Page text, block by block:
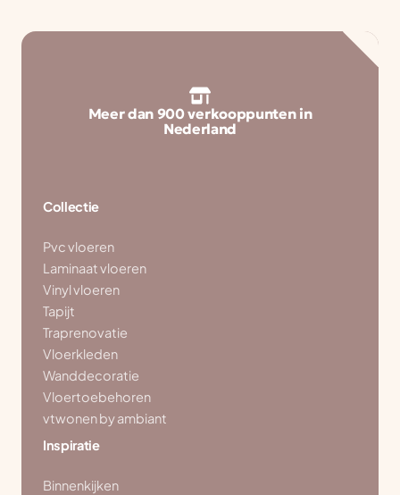
Meer dan 900 verkooppunten in
Nederland
Collectie
Pvc vloeren
Laminaat vloeren
Vinyl vloeren
Tapijt
Traprenovatie
Vloerkleden
Wanddecoratie
Vloertoebehoren
vtwonen by ambiant
Inspiratie
Binnenkijken